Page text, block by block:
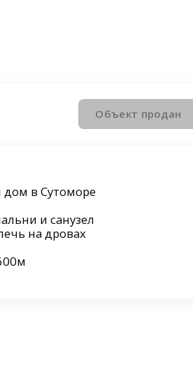
Объект продан
дом в Сутоморе
и санузел
на дровах